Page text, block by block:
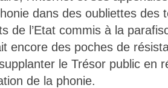
dans des oubliettes des
de l’Etat commis à la
encore des poches de
le Trésor public en
de la phonie.